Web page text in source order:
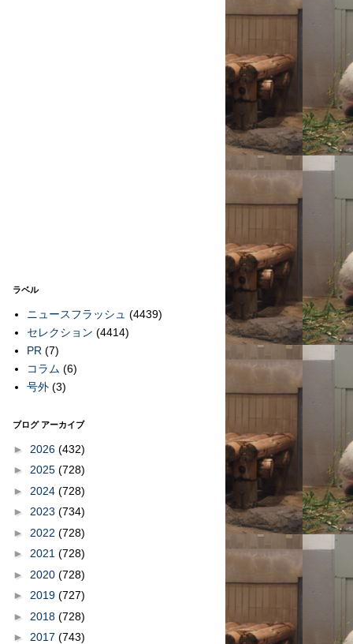
ラベル
ニュースフラッシュ (4439)
セレクション (4414)
PR (7)
コラム (6)
号外 (3)
ブログ アーカイブ
► 2026 (432)
► 2025 (728)
► 2024 (728)
► 2023 (734)
► 2022 (728)
► 2021 (728)
► 2020 (728)
► 2019 (727)
► 2018 (728)
► 2017 (743)